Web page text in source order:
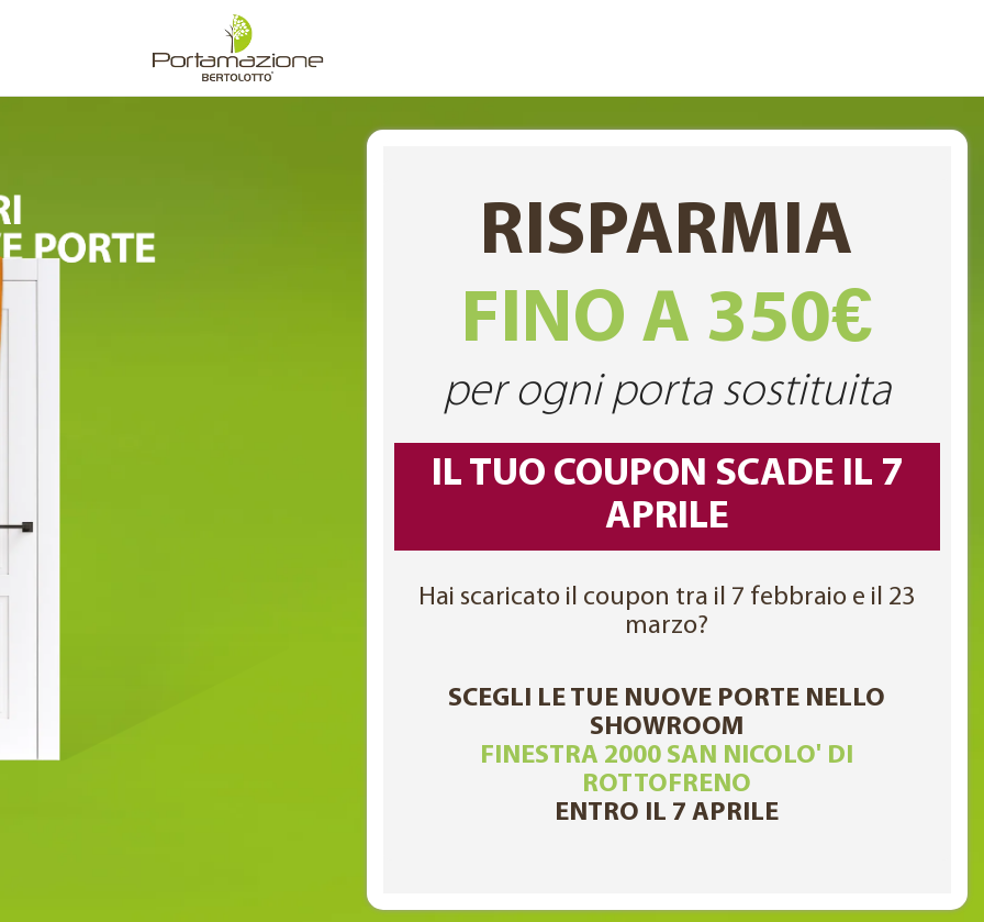
RISPARMIA
FINO A 350€
per ogni porta sostituita
IL TUO COUPON SCADE IL 7
APRILE
Hai scaricato il coupon tra il 7 febbraio e il 23
marzo?
SCEGLI LE TUE NUOVE PORTE NELLO
SHOWROOM
FINESTRA 2000 SAN NICOLO' DI
ROTTOFRENO
ENTRO IL 7 APRILE